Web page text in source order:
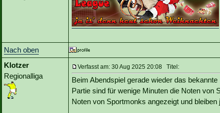
Nach oben
Klotzer
Regionalliga
Verfasst am: 30 Aug 2025 20:08 Titel:
Beim Abendspiel gerade wieder das
Partie sind für wenige Minuten die Noten von
Noten von Sportmonks angezeigt und